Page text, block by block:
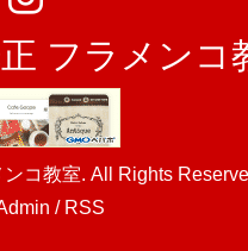
フラメンコ
コ教室. All Rights
/ RSS